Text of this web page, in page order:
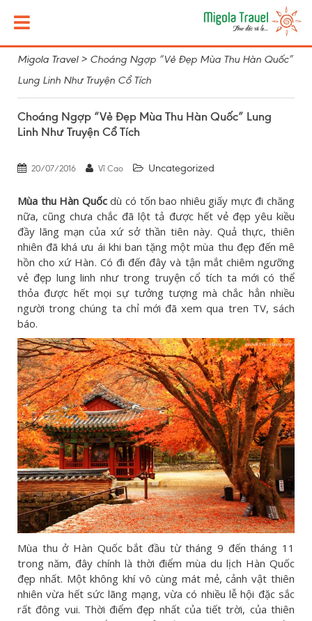
Migola Travel> Choáng Ngợp “Vẻ Đẹp Mùa Thu Hàn Quốc”
Lung Linh Như Truyện Cổ Tích
Choáng Ngợp “Vẻ Đẹp Mùa Thu Hàn Quốc” Lung
Linh Như Truyện Cổ Tích
20/07/2016 Vĩ Cao Uncategorized
Mùa thu Hàn Quốcdù có tốn bao nhiêu giấy mực đi chăng
nữa, cũng chưa chắc đã lột tả được hết vẻ đẹp yêu kiều
đầy lãng mạn của xứ sở thần tiên này. Quả thực, thiên
nhiên đã khá ưu ái khi ban tặng một mùa thu đẹp đến mê
hồn cho xứ Hàn. Có đi đến đây và tận mắt chiêm ngưỡng
vẻ đẹp lung linh như trong truyện cổ tích ta mới có thể
thỏa được hết mọi sự tưởng tượng mà chắc hẳn nhiều
người trong chúng ta chỉ mới đã xem qua tren TV, sách
báo.
Mùa thu ở Hàn Quốc bắt đầu từ tháng 9 đến tháng 11
trong năm, đây chính là thời điểm mùa du lịch Hàn Quốc
đẹp nhất. Một không khí vô cùng mát mẻ, cảnh vật thiên
nhiên vừa hết sức lãng mạng, vừa có nhiều lễ hội đặc sắc
rất đông vui. Thời điểm đẹp nhất của tiết trời, của thiên